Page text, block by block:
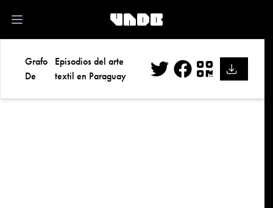
Open main menu
Grafo
De
Episodios del arte
textil en Paraguay
Facebook
QR